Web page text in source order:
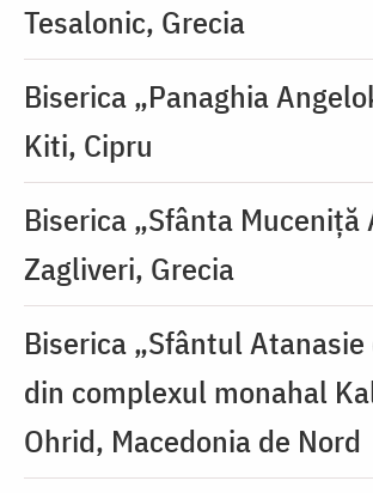
Tesalonic, Grecia
Biserica „Panaghia
Kiti, Cipru
Biserica „Sfânta Muceniță
Zagliveri, Grecia
Biserica „Sfântul Atanasie
din complexul monahal
Ohrid, Macedonia de Nord